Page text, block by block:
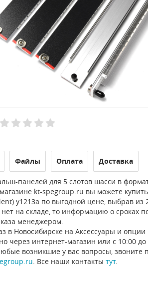
Файлы Оплата Доставка
панелей для 5 слотов шасси в
kt-spegroup.ru вы можете
y1213a по выгодной цене, выбрав
на складе, то информацию о сроках
менеджером.
в Новосибирске на Аксессуары и
через интернет-магазин или с 10:00
возникшие у вас вопросы, звоните
. Все наши контакты тут.